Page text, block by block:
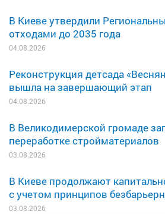
В Киеве утвердили
отходами до 2035 года
04.08.2026
Реконструкция детсада
вышла на завершающий этап
04.08.2026
В Великодимерской громаде
переработке стройматериалов
03.08.2026
В Киеве продолжают
с учетом принципов
03.08.2026